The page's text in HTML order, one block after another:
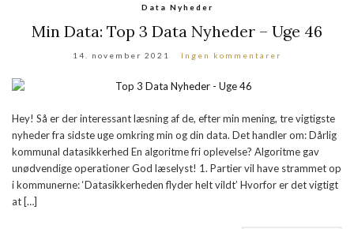
Data Nyheder
Min Data: Top 3 Data Nyheder – Uge 46
14. november 2021 Ingen kommentarer
Hey! Så er der interessant læsning af de, efter min mening, tre vigtigste
nyheder fra sidste uge omkring min og din data. Det handler om: Dårlig
kommunal datasikkerhed En algoritme fri oplevelse? Algoritme gav
unødvendige operationer God læselyst! 1. Partier vil have strammet op
i kommunerne: ‘Datasikkerheden flyder helt vildt’ Hvorfor er det vigtigt
at […]